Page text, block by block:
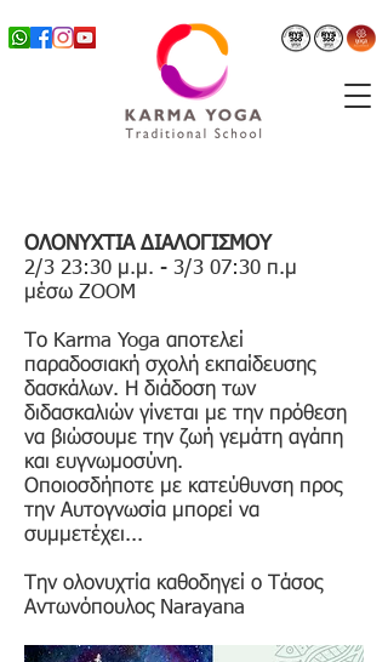
ΟΛΟΝΥΧΤΙΑ ΔΙΑΛΟΓΙΣΜΟΥ
2/3 23:30 μ.μ. - 3/3 07:30 π.μ
μέσω ZOOM
Το Karma Yoga αποτελεί
παραδοσιακή σχολή εκπαίδευσης
δασκάλων. Η διάδοση των
διδασκαλιών γίνεται με την πρόθεση
να βιώσουμε την ζωή γεμάτη αγάπη
και ευγνωμοσύνη.
Οποιοσδήποτε με κατεύθυνση προς
την Αυτογνωσία μπορεί να
συμμετέχει...
Την ολονυχτία καθοδηγεί ο Τάσος
Αντωνόπουλος Narayana